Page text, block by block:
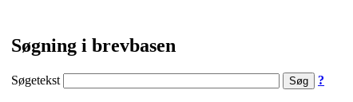
Søgning i brevbasen
Søgetekst ?